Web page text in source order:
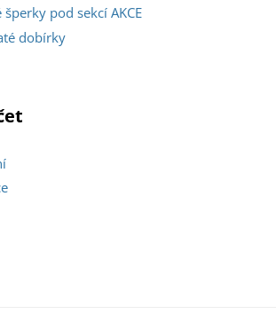
pod sekcí AKCE
dobírky